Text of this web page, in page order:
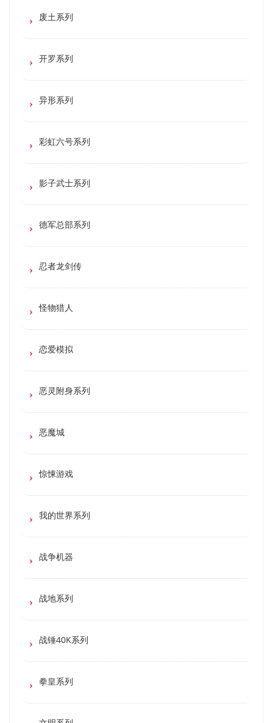
废土系列
开罗系列
异形系列
彩虹六号系列
影子武士系列
德军总部系列
忍者龙剑传
怪物猎人
恋爱模拟
恶灵附身系列
恶魔城
惊悚游戏
我的世界系列
战争机器
战地系列
战锤40K系列
拳皇系列